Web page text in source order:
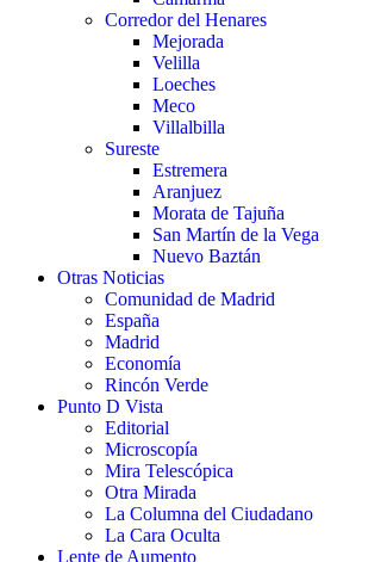
Corredor del Henares
Mejorada
Velilla
Loeches
Meco
Villalbilla
Sureste
Estremera
Aranjuez
Morata de Tajuña
San Martín de la Vega
Nuevo Baztán
Otras Noticias
Comunidad de Madrid
España
Madrid
Economía
Rincón Verde
Punto D Vista
Editorial
Microscopía
Mira Telescópica
Otra Mirada
La Columna del Ciudadano
La Cara Oculta
Lente de Aumento